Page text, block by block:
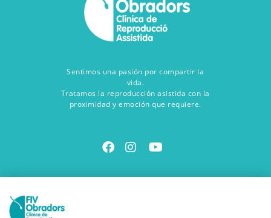
Sentimos una pasión por compartir la
vida.
Tratamos la reproducción asistida con la
proximidad y emoción que requiere.